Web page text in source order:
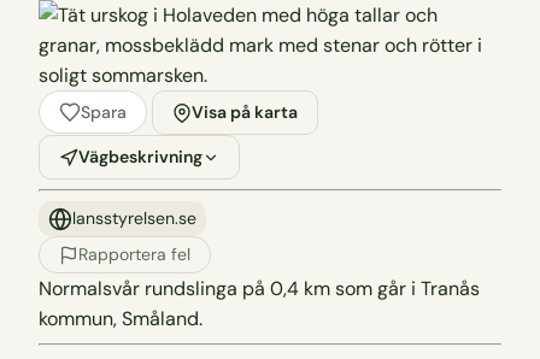
Spara Visa på karta
Vägbeskrivning
lansstyrelsen.se
Rapportera fel
Normalsvår rundslinga på 0,4 km som går i Tranås
kommun, Småland.